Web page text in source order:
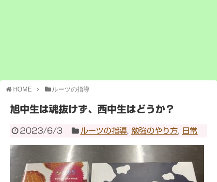
HOME ルーツの指導
旭中生は魂抜けず、西中生はどうか？
2023/6/3 ルーツの指導 ,勉強のやり方 日常